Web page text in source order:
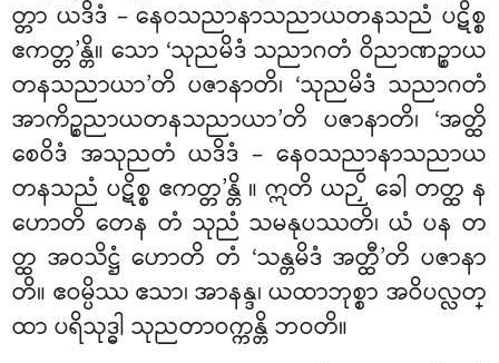
တ္တာ ယဒိဒံ – နေဝသညာနာသညာယတနသညံ ပဋိစ္စ
ဧကတ္တ’န္တိ။ သော ‘သုညမိဒံ သညာဂတံ ဝိညာဏဉ္စာယ
တနသညာယာ’တိ ပဇာနာတိ၊ ‘သုညမိဒံ သညာဂတံ
အာကိဉ္စညာယတနသညာယာ’တိ ပဇာနာတိ၊ ‘အတ္ထိ
စေဝိဒံ အသုညတံ ယဒိဒံ – နေဝသညာနာသညာယ
တနသညံ ပဋိစ္စ ဧကတ္တ’န္တိ။ ဣတိ ယဉှိ ခေါ တတ္ထ န
ဟောတိ တေန တံ သုညံ သမနုပဿတိ၊ ယံ ပန တ
တ္ထ အဝသိဋ္ဌံ ဟောတိ တံ ‘သန္တမိဒံ အတ္ထီ’တိ ပဇာနာ
တိ။ ဧဝမ္ပိဿ ဧသာ၊ အာနန္ဒ၊ ယထာဘုစ္စာ အဝိပလ္လတ္
ထာ ပရိသုဒ္ဓါ သုညတာဝက္ကန္တိ ဘဝတိ။